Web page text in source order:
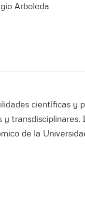
Arboleda
científicas y
transdisciplinares.
de la